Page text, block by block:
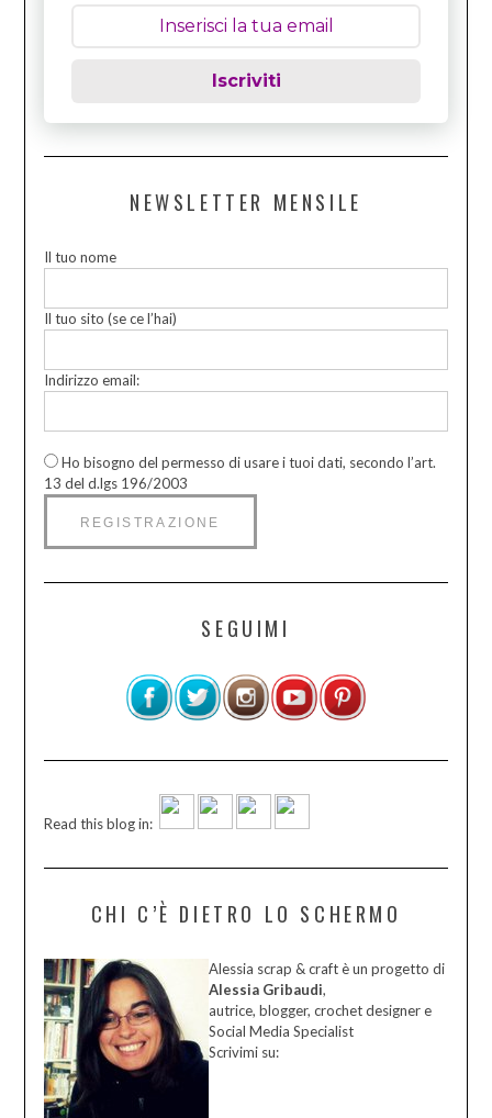
Iscriviti
NEWSLETTER MENSILE
Il tuo nome
Il tuo sito (se ce l’hai)
Indirizzo email:
Ho bisogno del permesso di usare i tuoi dati, secondo l’art.
13 del d.lgs 196/2003
SEGUIMI
Read this blog in:
CHI C’È DIETRO LO SCHERMO
Alessia scrap & craft è un progetto di
Alessia Gribaudi,
autrice, blogger, crochet designer e
Social Media Specialist
Scrivimi su: